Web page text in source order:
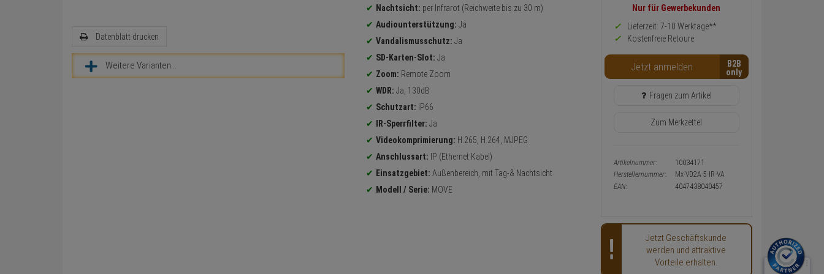
Datenblatt drucken
Weitere Varianten...
Nachtsicht: per Infrarot (Reichweite bis zu 30 m)
Audiounterstützung: Ja
Vandalismusschutz: Ja
SD-Karten-Slot: Ja
Zoom: Remote Zoom
WDR: Ja, 130dB
Schutzart: IP66
IR-Sperrfilter: Ja
Videokomprimierung: H.265, H.264, MJPEG
Anschlussart: IP (Ethernet Kabel)
Einsatzgebiet: Außenbereich, mit Tag-& Nachtsicht
Modell / Serie: MOVE
Preis,
Verfügbakeit
und
Warenkorb-
oder
Konfigurieren-
Button
Nur für Gewerbekunden
Lieferzeit: 7-10 Werktage**
Kostenfreie Retoure
Jetzt anmelden B2B
Fragen zum Artikel
Zum Merkzettel
Artikelnummer:
10034171
Herstellernummer:
Mx-VD2A-5-IR-VA
EAN:
4047438040457
Jetzt Geschäftskunde
werden und attraktive
Vorteile erhalten.